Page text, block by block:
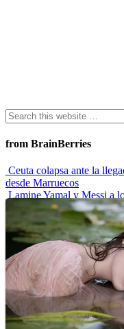
from BrainBerries
Ceuta colapsa ante la
desde Marruecos
Lamine Yamal y Messi a
“Envidiosa”, la serie
Las 10 influencers latinas
La princesa Leonor
liderar
Advertisements